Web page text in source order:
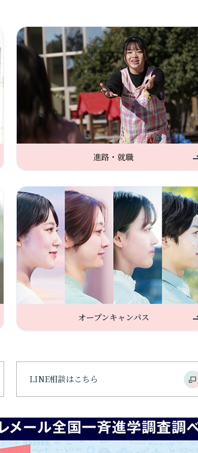
進路・就職
オープンキャンパス
LINE相談はこちら